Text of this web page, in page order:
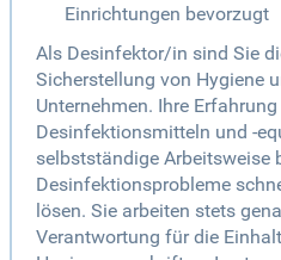
Einrichtungen bevorzugt
Als Desinfektor/in sind Sie
Sicherstellung von Hygiene
Unternehmen. Ihre
Desinfektionsmitteln und -
selbstständige Arbeitsweise
Desinfektionsprobleme
lösen. Sie arbeiten stets
Verantwortung für die